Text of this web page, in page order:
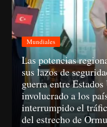
Mundiales
A partir del 11 de
no podrán llamar a
obtenido su